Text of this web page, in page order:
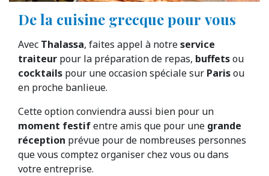
De la cuisine grecque pour vous
Avec Thalassa, faites appel à notreservice
traiteur pour la préparation de repas, buffetsou
cocktails pour une occasion spéciale sur Parisou
en proche banlieue.
Cette option conviendra aussi bien pour un
moment festifentre amis que pour une grande
réception prévue pour de nombreuses personnes
que vous comptez organiser chez vous ou dans
votre entreprise.